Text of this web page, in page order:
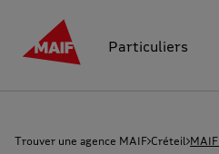
Particuliers
Trouver une agence MAIF Créteil